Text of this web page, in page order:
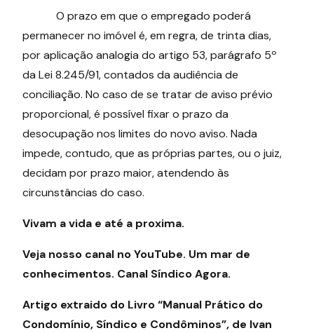
O prazo em que o empregado poderá
permanecer no imóvel é, em regra, de trinta dias,
por aplicação analogia do artigo 53, parágrafo 5º
da Lei 8.245/91, contados da audiência de
conciliação. No caso de se tratar de aviso prévio
proporcional, é possível fixar o prazo da
desocupação nos limites do novo aviso. Nada
impede, contudo, que as próprias partes, ou o juiz,
decidam por prazo maior, atendendo às
circunstâncias do caso.
Vivam a vida e até a proxima.
Veja nosso canal no YouTube. Um mar de
conhecimentos. Canal Síndico Agora.
Artigo extraido do Livro “Manual Prático do
Condomínio, Síndico e Condôminos”, de Ivan